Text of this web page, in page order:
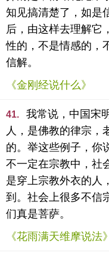
知见搞清楚了，如是
后，由这样去理解它
性的，不是情感的，
信解。
《金刚经说什么》
41.
我常说，中国宋
人，是佛教的律宗，
的。举这些例子，你
不一定在宗教中，社
是穿上宗教外衣的人
到。社会上很多不信
们真是菩萨。
《花雨满天维摩说法》